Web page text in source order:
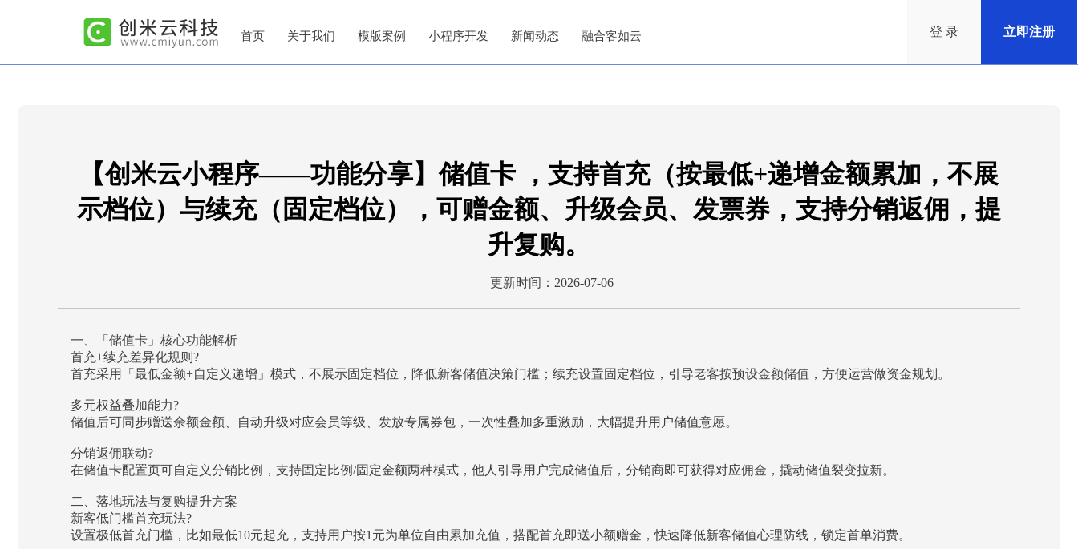
首页 关于我们 模版案例 小程序开发 新闻动态 融合客如云 登 录 立即注册
【创米云小程序——功能分享】储值卡 ，支持首充（按最低+递增金额累加，不展
示档位）与续充（固定档位），可赠金额、升级会员、发票券，支持分销返佣，提
升复购。
更新时间：2026-07-06
一、「储值卡」核心功能解析
首充+续充差异化规则?
首充采用「最低金额+自定义递增」模式，不展示固定档位，降低新客储值决策门槛；续充设置固定档位，引导老客按预设金额储值，方便运营做资金规划。
多元权益叠加能力?
储值后可同步赠送余额金额、自动升级对应会员等级、发放专属券包，一次性叠加多重激励，大幅提升用户储值意愿。
分销返佣联动?
在储值卡配置页可自定义分销比例，支持固定比例/固定金额两种模式，他人引导用户完成储值后，分销商即可获得对应佣金，撬动储值裂变拉新。
二、落地玩法与复购提升方案
新客低门槛首充玩法?
设置极低首充门槛，比如最低10元起充，支持用户按1元为单位自由累加充值，搭配首充即送小额赠金，快速降低新客储值心理防线，锁定首单消费。